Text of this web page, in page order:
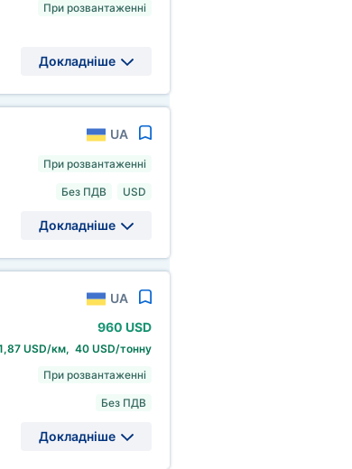
При розвантаженні
Докладніше
UA
При розвантаженні
Без ПДВ USD
Докладніше
UA
960 USD
USD/км, 40 USD/тонну
При розвантаженні
Без ПДВ
Докладніше